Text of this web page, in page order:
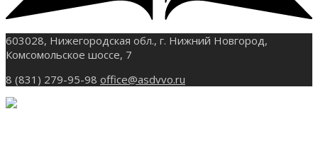
603028, Нижегородская обл., г. Нижний Новгород,
Комсомольское шоссе, 7
8 (831) 279-95-98 office@asdvvo.ru